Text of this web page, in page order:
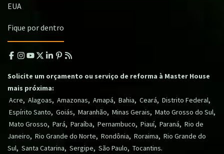
EUA
Fique por dentro
Solicite um orçamento ou serviço de reforma à Master House
mais próxima:
Acre, Alagoas, Amazonas, Amapá, Bahia, Ceará, Distrito Federal,
Espírito Santo, Goiás, Maranhão, Minas Gerais, Mato Grosso do Sul,
Mato Grosso, Pará, Paraíba, Pernambuco, Piauí, Paraná, Rio de
Janeiro, Rio Grande do Norte, Rondônia, Roraima, Rio Grande do
Sul, Santa Catarina, Sergipe, São Paulo, Tocantins.